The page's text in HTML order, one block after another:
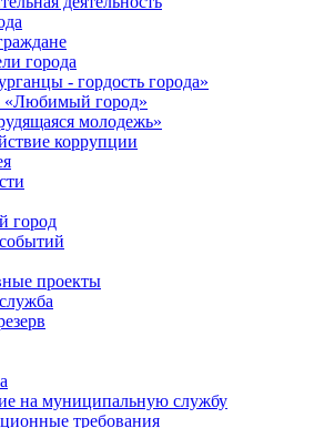
города
- гордость города»
«Любимый город»
молодежь»
коррупции
город
проекты
на муниципальную службу
требования